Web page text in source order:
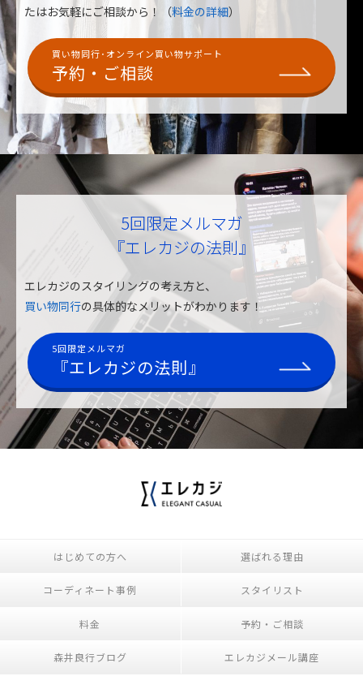
たはお気軽にご相談から！（料金の詳細）
買い物同行･オンライン買い物サポート
予約・ご相談
5回限定メルマガ
『エレカジの法則』
エレカジのスタイリングの考え方と、
買い物同行の具体的なメリットがわかります！
5回限定メルマガ
『エレカジの法則』
はじめての方へ 選ばれる理由
コーディネート事例 スタイリスト
料金 予約・ご相談
森井良行ブログ エレカジメール講座